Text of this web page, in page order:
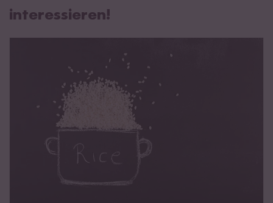
interessieren!